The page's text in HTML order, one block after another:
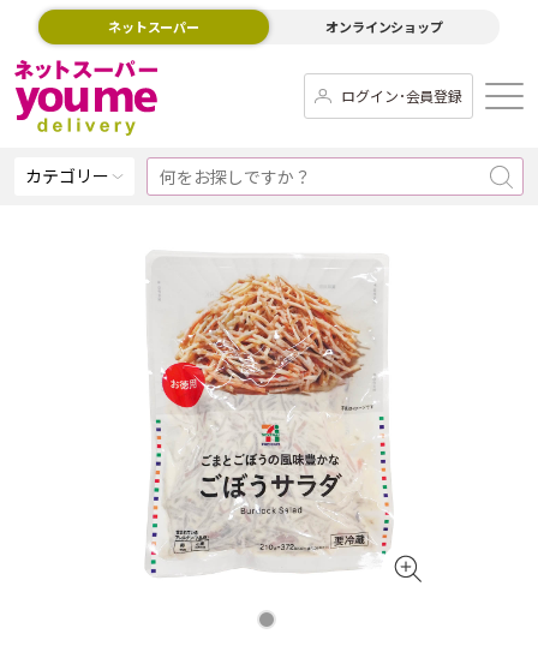
ネットスーパー オンラインショップ
ログイン･会員登録
カテゴリー